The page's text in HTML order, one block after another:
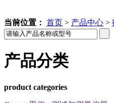
当前位置： 首页 > 产品中心 >
产品分类
product categories